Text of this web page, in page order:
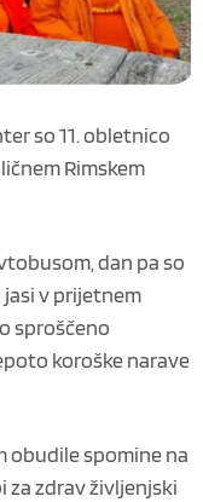
so 11. obletnico
Rimskem
dan pa so
v prijetnem
sproščeno
koroške narave
obudile spomine na
za zdrav življenjski